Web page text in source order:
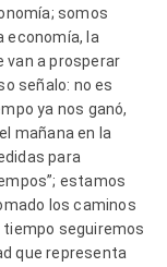
somos
economía, la
van a prosperar
señalo: no es
ya nos ganó,
mañana en la
para
estamos
los caminos
seguiremos
que representa